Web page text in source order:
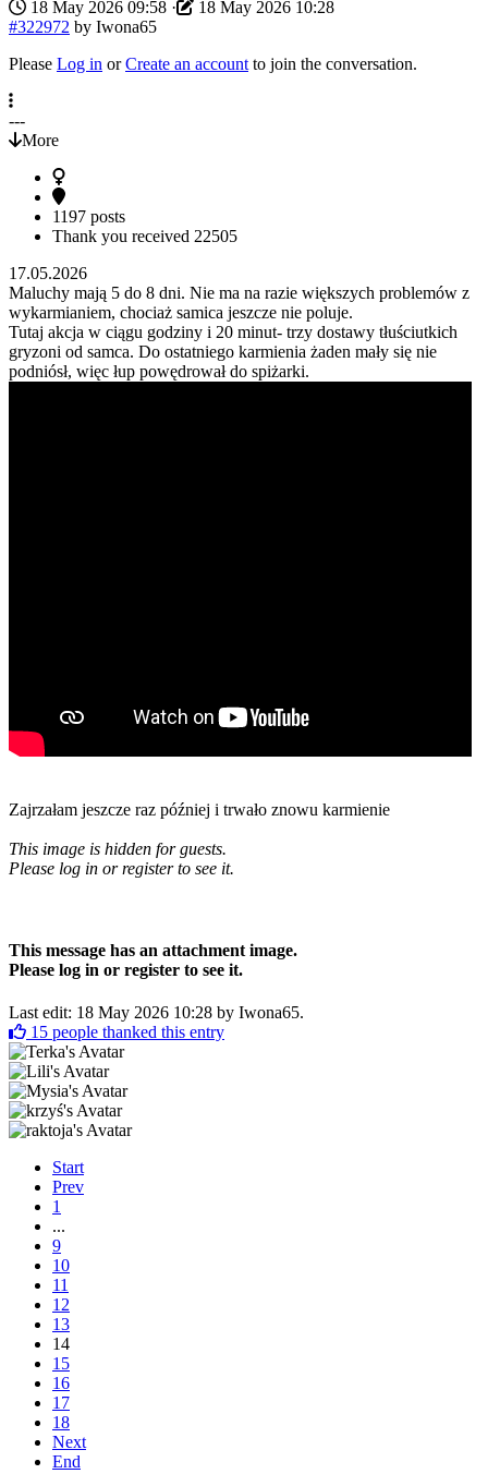
18 May 2026 09:58 ·
18 May 2026 10:28
#322972 by Iwona65
Please Log in orCreate an account to join the conversation.
---
More
1197 posts
Thank you received 22505
17.05.2026
Maluchy mają 5 do 8 dni. Nie ma na razie większych problemów z
wykarmianiem, chociaż samica jeszcze nie poluje.
Tutaj akcja w ciągu godziny i 20 minut- trzy dostawy tłuściutkich
gryzoni od samca. Do ostatniego karmienia żaden mały się nie
podniósł, więc łup powędrował do spiżarki.
Zajrzałam jeszcze raz później i trwało znowu karmienie
This image is hidden for guests.
Please log in or register to see it.
This message has an attachment image.
Please log in or register to see it.
Last edit: 18 May 2026 10:28 by Iwona65.
15 people thanked this entry
Start
Prev
1
...
9
10
11
12
13
14
15
16
17
18
Next
End